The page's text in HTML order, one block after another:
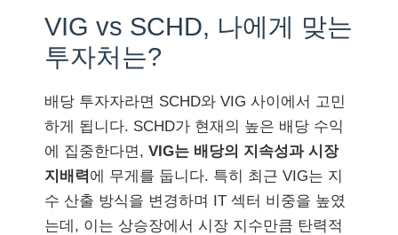
VIG vs SCHD, 나에게 맞는
투자처는?
배당 투자자라면 SCHD와 VIG 사이에서 고민
하게 됩니다. SCHD가 현재의 높은 배당 수익
에 집중한다면, VIG는 배당의 지속성과 시장
지배력에 무게를 둡니다. 특히 최근 VIG는 지
수 산출 방식을 변경하며 IT 섹터 비중을 높였
는데, 이는 상승장에서 시장 지수만큼 탄력적